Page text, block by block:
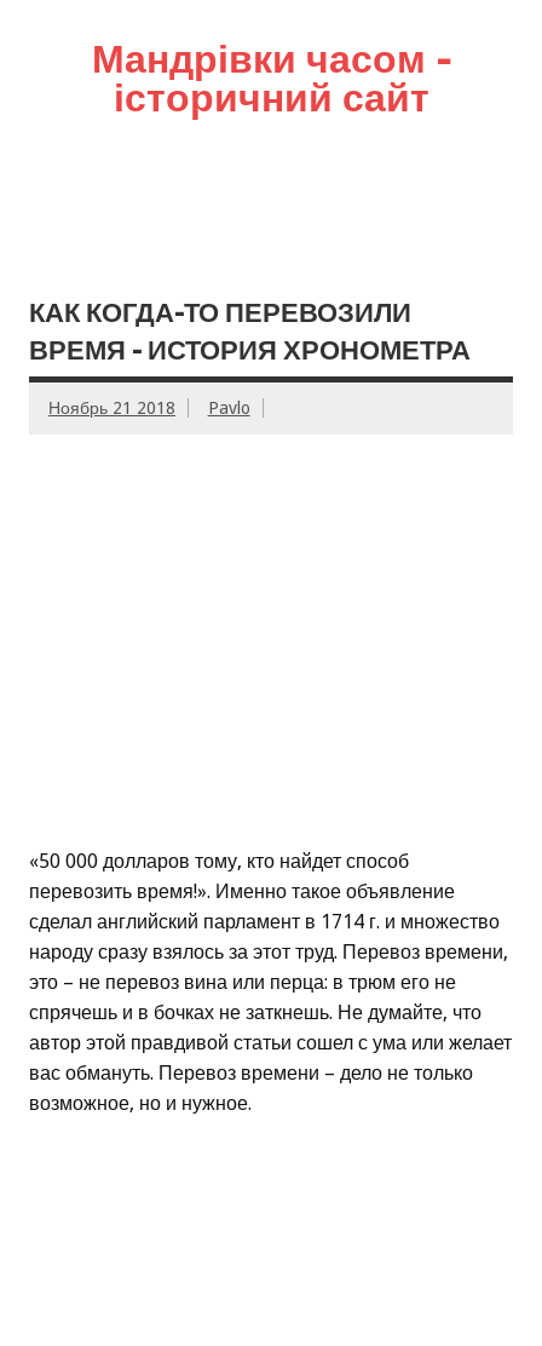
Мандрівки часом –
історичний сайт
КАК КОГДА-ТО ПЕРЕВОЗИЛИ
ВРЕМЯ – ИСТОРИЯ ХРОНОМЕТРА
Ноябрь 21 2018 Pavlo
«50 000 долларов тому, кто найдет способ
перевозить время!». Именно такое объявление
сделал английский парламент в 1714 г. и множество
народу сразу взялось за этот труд. Перевоз времени,
это – не перевоз вина или перца: в трюм его не
спрячешь и в бочках не заткнешь. Не думайте, что
автор этой правдивой статьи сошел с ума или желает
вас обмануть. Перевоз времени – дело не только
возможное, но и нужное.